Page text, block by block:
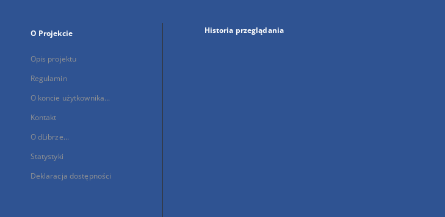
O Projekcie
Opis projektu
Regulamin
O koncie użytkownika...
Kontakt
O dLibrze...
Statystyki
Deklaracja dostępności
Historia przeglądania